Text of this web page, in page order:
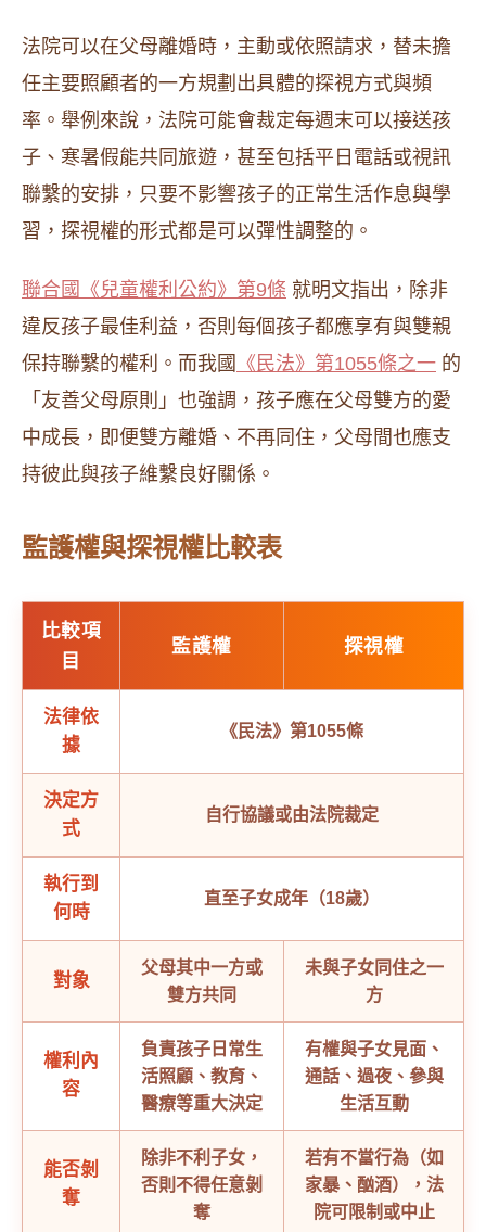
法院可以在父母離婚時，主動或依照請求，替未擔
任主要照顧者的一方規劃出具體的探視方式與頻
率。舉例來說，法院可能會裁定每週末可以接送孩
子、寒暑假能共同旅遊，甚至包括平日電話或視訊
聯繫的安排，只要不影響孩子的正常生活作息與學
習，探視權的形式都是可以彈性調整的。
聯合國《兒童權利公約》第9條 就明文指出，除非
違反孩子最佳利益，否則每個孩子都應享有與雙親
保持聯繫的權利。而我國 《民法》第1055條之一 的
「友善父母原則」也強調，孩子應在父母雙方的愛
中成長，即便雙方離婚、不再同住，父母間也應支
持彼此與孩子維繫良好關係。
監護權與探視權比較表
比較項
目
監護權 探視權
法律依
據
《民法》第1055條
決定方
式
自行協議或由法院裁定
執行到
何時
直至子女成年（18歲）
對象
父母其中一方或
雙方共同
未與子女同住之一
方
權利內
容
負責孩子日常生
活照顧、教育、
醫療等重大決定
有權與子女見面、
通話、過夜、參與
生活互動
能否剝
奪
除非不利子女，
否則不得任意剝
奪
若有不當行為（如
家暴、酗酒），法
院可限制或中止